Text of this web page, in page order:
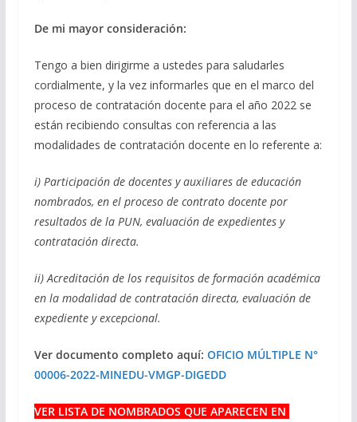
De mi mayor consideración:
Tengo a bien dirigirme a ustedes para saludarles
cordialmente, y la vez informarles que en el marco del
proceso de contratación docente para el año 2022 se
están recibiendo consultas con referencia a las
modalidades de contratación docente en lo referente a:
i) Participación de docentes y auxiliares de educación
nombrados, en el proceso de contrato docente por
resultados de la PUN, evaluación de expedientes y
contratación directa.
ii) Acreditación de los requisitos de formación académica
en la modalidad de contratación directa, evaluación de
expediente y excepcional.
Ver documento completo aquí: OFICIO MÚLTIPLE N°
00006-2022-MINEDU-VMGP-DIGEDD
VER LISTA DE NOMBRADOS QUE APARECEN EN